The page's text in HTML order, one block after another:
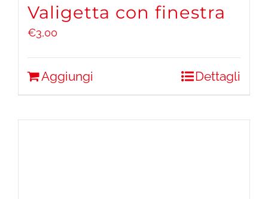
Valigetta con finestra
€3,00
Aggiungi Dettagli